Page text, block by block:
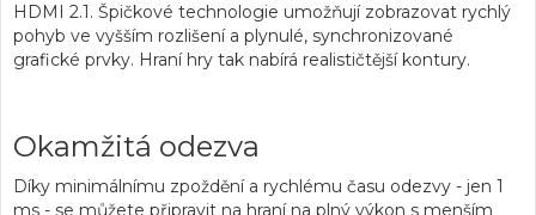
HDMI 2.1. Špičkové technologie umožňují zobrazovat rychlý
pohyb ve vyšším rozlišení a plynulé, synchronizované
grafické prvky. Hraní hry tak nabírá realističtější kontury.
Okamžitá odezva
Díky minimálnímu zpoždění a rychlému času odezvy - jen 1
ms - se můžete připravit na hraní na plný výkon s menším